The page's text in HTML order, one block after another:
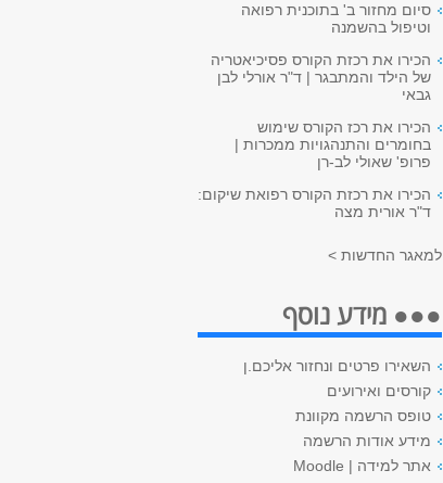
סיום מחזור ב' בתוכנית רפואה
וטיפול בהשמנה
הכירו את רכזת הקורס פסיכיאטריה
של הילד והמתבגר | ד"ר אורלי לבן
גבאי
הכירו את רכז הקורס שימוש
בחומרים והתנהגויות ממכרות |
פרופ' שאולי לב-רן
הכירו את רכזת הקורס רפואת שיקום:
ד"ר אורית מצה
למאגר החדשות >
●●● מידע נוסף
השאירו פרטים ונחזור אליכם.ן
קורסים ואירועים
טופס הרשמה מקוונת
מידע אודות הרשמה
אתר למידה | Moodle